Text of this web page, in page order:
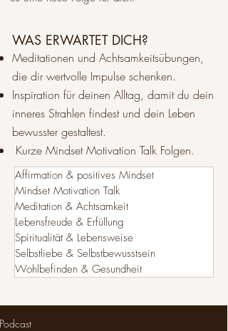
WAS ERWARTET DICH?
Meditationen und Achtsamkeitsübungen,
die dir wertvolle Impulse schenken.
Inspiration für deinen Alltag, damit du dein
inneres Strahlen findest und dein Leben
bewusster gestaltest.
Kurze Mindset Motivation Talk Folgen.
Affirmation & positives Mindset
Mindset Motivation Talk
Meditation & Achtsamkeit
Lebensfreude & Erfüllung
Spiritualität & Lebensweise
Selbstliebe & Selbstbewusstsein
Wohlbefinden & Gesundheit
Podcast